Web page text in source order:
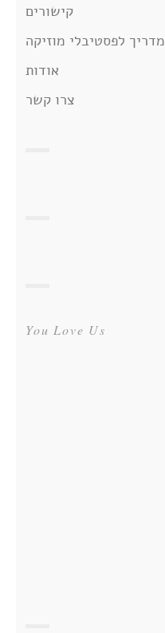
קישורים
מדריך לפסטיבלי מוזיקה
אודות
צרו קשר
You Love Us